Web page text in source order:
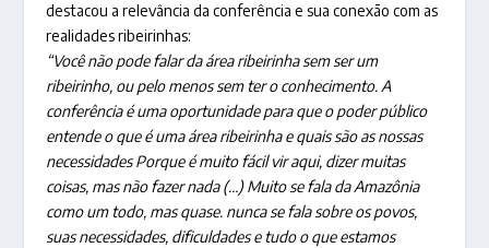
destacou a relevância da conferência e sua conexão com as
realidades ribeirinhas:
“Você não pode falar da área ribeirinha sem ser um
ribeirinho, ou pelo menos sem ter o conhecimento. A
conferência é uma oportunidade para que o poder público
entende o que é uma área ribeirinha e quais são as nossas
necessidades Porque é muito fácil vir aqui, dizer muitas
coisas, mas não fazer nada (…) Muito se fala da Amazônia
como um todo, mas quase. nunca se fala sobre os povos,
suas necessidades, dificuldades e tudo o que estamos